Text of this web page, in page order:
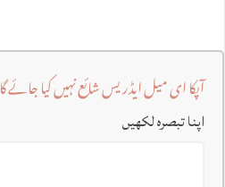
آپکا ای میل ایڈریس شائع نہیں کیا جائے گا
اپنا تبصرہ لکھیں